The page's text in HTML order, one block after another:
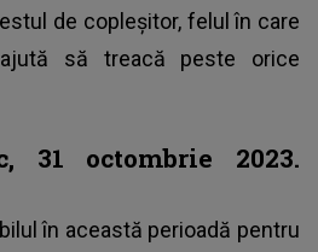
de copleșitor, felul în care
să treacă peste orice
31 octombrie 2023.
în această perioadă pentru